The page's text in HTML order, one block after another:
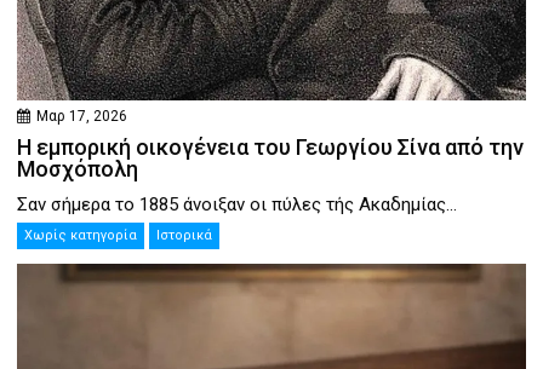
Μαρ 17, 2026
Η εμπορική οικογένεια του Γεωργίου Σίνα από την
Μοσχόπολη
Σαν σήμερα το 1885 άνοιξαν οι πύλες τής Ακαδημίας...
Χωρίς κατηγορία Ιστορικά